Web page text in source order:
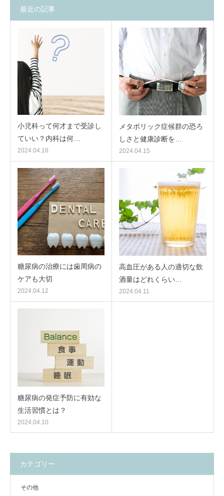
最近の記事
小児科って何才まで受診し
ていい？内科は何…
2024.04.16
メタボリック症候群の恐ろ
しさと健康診断を…
2024.04.15
糖尿病の治療には歯周病の
ケアも大切
2024.04.12
高血圧がある人の適切な飲
酒量はどれくらい…
2024.04.11
糖尿病の発症予防に有効な
生活習慣とは？
2024.04.10
カテゴリー
その他